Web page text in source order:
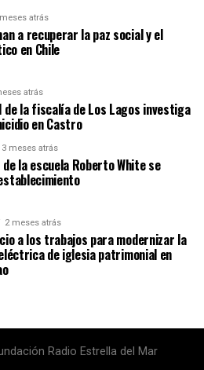
atrás
a recuperar la paz social y el
en Chile
atrás
de la fiscalía de Los Lagos investiga
en Castro
3 meses atrás
la escuela Roberto White se
2 meses atrás
a los trabajos para modernizar la
de iglesia patrimonial en
Radio Estrella del Mar